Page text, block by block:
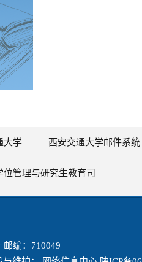
大学 西安交通大学邮件系统
位管理与研究生教育司
编：710049